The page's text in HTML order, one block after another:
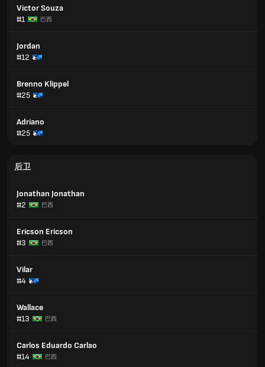
Victor Souza
#1
巴西
Jordan
#12
Brenno Klippel
#25
Adriano
#25
后卫
Jonathan Jonathan
#2
巴西
Ericson Ericson
#3
巴西
Vilar
#4
Wallace
#13
巴西
Carlos Eduardo Carlao
#14
巴西